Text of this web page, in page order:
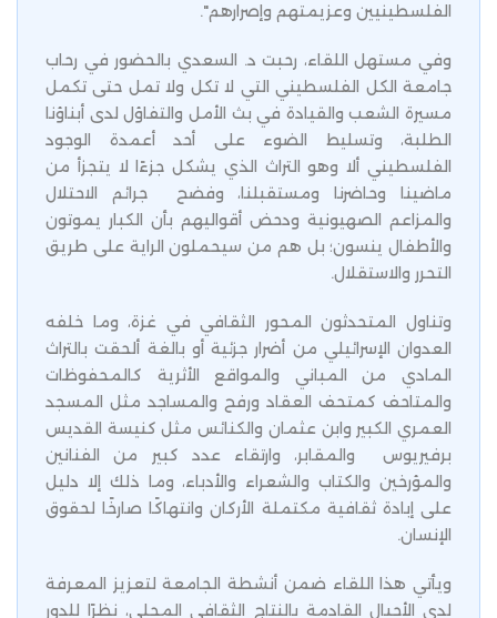
الفلسطينيين وعزيمتهم وإصرارهم".
وفي مستهل اللقاء، رحبت د. السعدي بالحضور في رحاب
جامعة الكل الفلسطيني التي لا تكل ولا تمل حتى تكمل
مسيرة الشعب والقيادة في بث الأمل والتفاؤل لدى أبناؤنا
الطلبة، وتسليط الضوء على أحد أعمدة الوجود
الفلسطيني ألا وهو التراث الذي يشكل جزءًا لا يتجزأ من
ماضينا وحاضرنا ومستقبلنا، وفضح جرائم الاحتلال
والمزاعم الصهيونية ودحض أقواليهم بأن الكبار يموتون
والأطفال ينسون؛ بل هم من سيحملون الراية على طريق
التحرر والاستقلال.
وتناول المتحدثون المحور الثقافي في غزة، وما خلفه
العدوان الإسرائيلي من أضرار جزئية أو بالغة ألحقت بالتراث
المادي من المباني والمواقع الأثرية كالمحفوظات
والمتاحف كمتحف العقاد ورفح والمساجد مثل المسجد
العمري الكبير وابن عثمان والكنائس مثل كنيسة القديس
برفيريوس والمقابر، وارتقاء عدد كبير من الفنانين
والمؤرخين والكتاب والشعراء والأدباء، وما ذلك إلا دليل
على إبادة ثقافية مكتملة الأركان وانتهاكًا صارخًا لحقوق
الإنسان.
ويأتي هذا اللقاء ضمن أنشطة الجامعة لتعزيز المعرفة
لدى الأجيال القادمة بالنتاج الثقافي المحلي، نظرًا للدور